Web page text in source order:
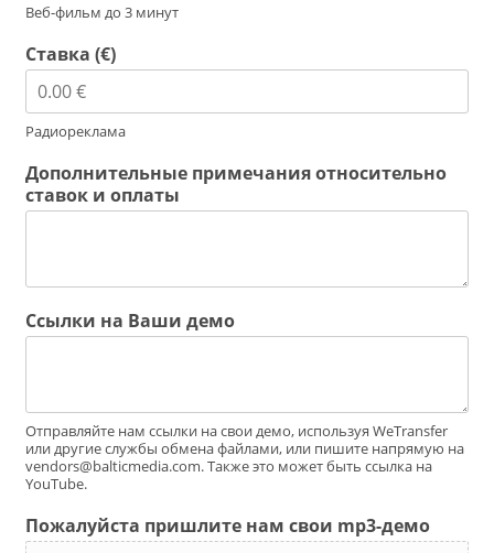
Веб-фильм до 3 минут
Ставка (€)
Радиореклама
Дополнительные примечания относительно
ставок и оплаты
Ссылки на Ваши демо
Отправляйте нам ссылки на свои демо, используя WeTransfer
или другие службы обмена файлами, или пишите напрямую на
vendors@balticmedia.com. Также это может быть ссылка на
YouTube.
Пожалуйста пришлите нам свои mp3-демо